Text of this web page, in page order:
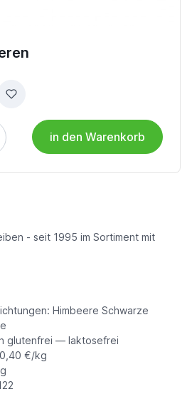
in den Warenkorb
- seit 1995 im Sortiment mit
Himbeere Schwarze
glutenfrei — laktosefrei
€/kg